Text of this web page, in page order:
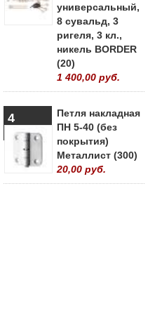
универсальный,
8 сувальд, 3
ригеля, 3 кл.,
никель BORDER
(20)
1 400,00 руб.
4
Петля накладная
ПН 5-40 (без
покрытия)
Металлист (300)
20,00 руб.